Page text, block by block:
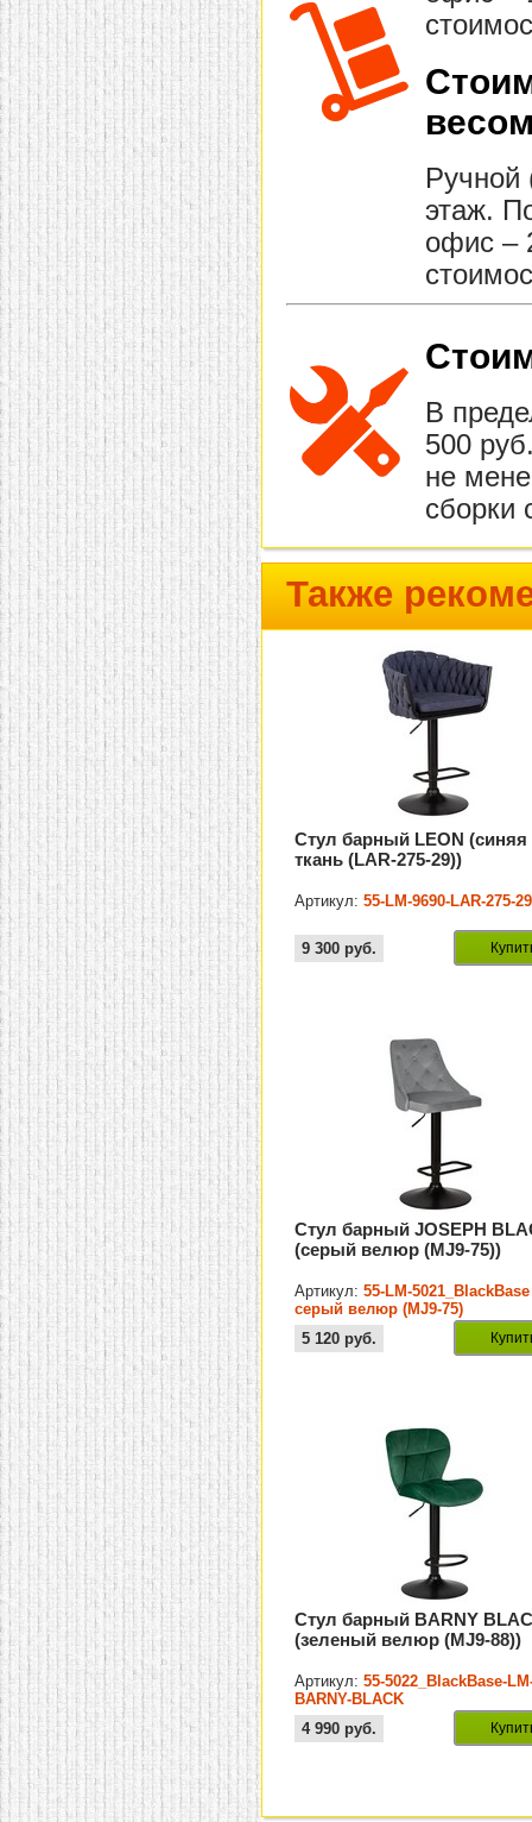
Ручной
этаж.
офис –
В
500
не
сборки
Также
Стул барный LEON (синяя
ткань (LAR-275-29))
Артикул:55-LM-9690-LAR-275-29
9 300 руб.
Стул барный JOSEPH
(серый велюр (MJ9-75))
Артикул:55-LM-5021_BlackBase
серый велюр (MJ9-75)
5 120 руб.
Стул барный BARNY
(зеленый велюр (MJ9-88))
Артикул:55-5022_BlackBase-
BARNY-BLACK
4 990 руб.